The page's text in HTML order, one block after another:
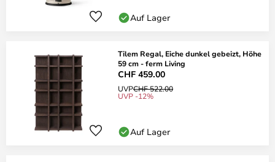
Auf Lager
Tilem Regal, Eiche dunkel gebeizt, Höhe
59 cm - ferm Living
CHF 459.00
UVPCHF 522.00
UVP -12%
Auf Lager